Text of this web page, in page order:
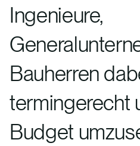
Ingenieure,
Bauherren
termingerecht
Budget